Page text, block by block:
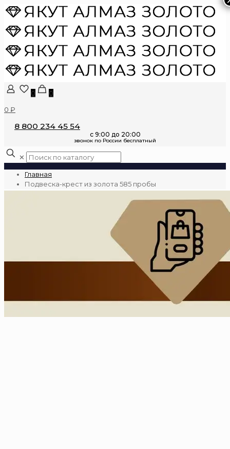
0
0
0 ₽
8 800 234 45 54
✕
Главная
Подвеска-крест из золота 585 пробы